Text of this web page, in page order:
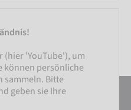
'YouTube'), um
können persönliche
sammeln. Bitte
geben sie Ihre